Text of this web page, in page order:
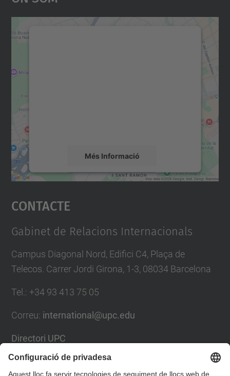
Més Informació
Accepta
powered by
Contacte
Gabinet de Relacions Internacionals
Campus Diagonal Nord, Edifici C4, Plaça de
Telecos. Carrer Jordi Girona, 1-3, 08034 Barcelona
Tel. : +34 93 413 75 05
Correu: international@upc.edu
Directori UPC
Formulari de contacte i bústia de suggeriments